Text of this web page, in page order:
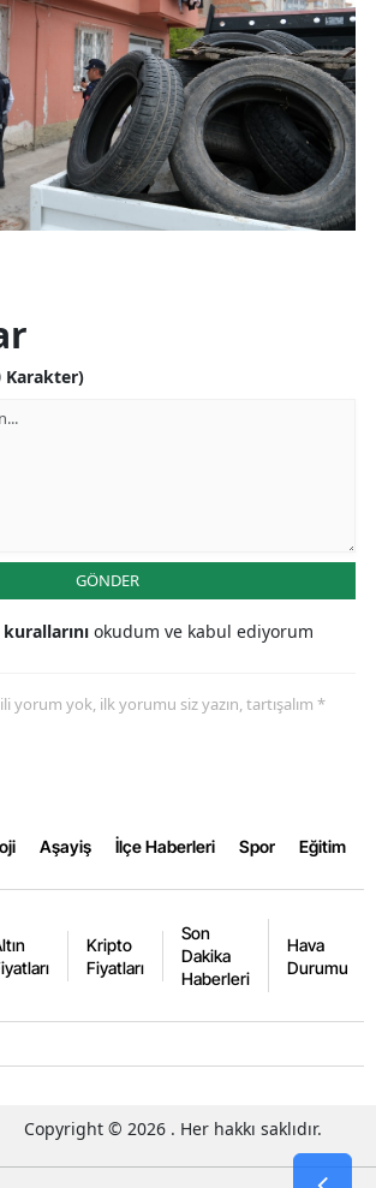
Konya
Kütahya
Malatya
Manisa
Sakarya
Sivas
Tekirdağ
Tokat
Trabzon
Uşak
Karakter)
GÖNDER
okudum ve kabul ediyorum
yorum yok, ilk yorumu siz yazın, tartışalım *
Aşayiş İlçe Haberleri Spor Eğitim
Kripto
Fiyatları
Son
Dakika
Haberleri
Hava
Durumu
Copyright © 2026 . Her hakkı saklıdır.